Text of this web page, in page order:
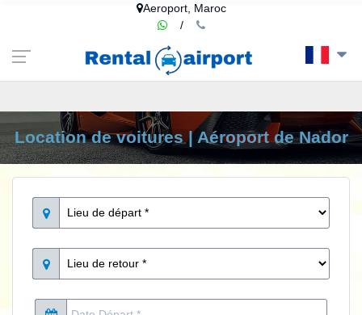
Aeroport, Maroc
/
verification=euF7kQISNOJd1LKT4c2eiOMSptBMtlXe0A8IT1ZjCCE
Location de voitures | Aéroport de Nador